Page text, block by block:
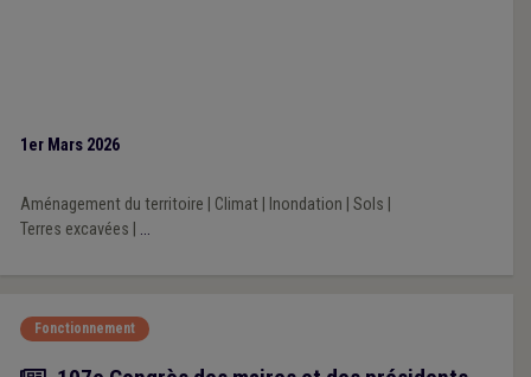
1er Mars 2026
Aménagement du territoire Climat| Inondation Sols
Terres excavées
...
Fonctionnement